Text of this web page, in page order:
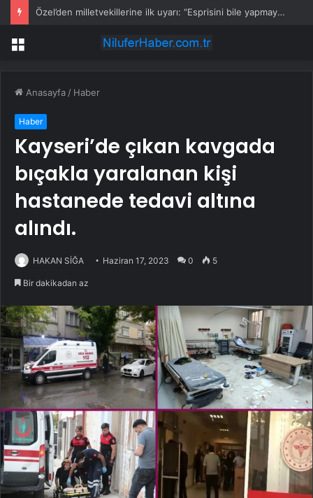
Özel’den milletvekillerine ilk uyarı: “Esprisini bile yapmayacaksınız”
Menü
Anasayfa / Haber
Haber
Kayseri’de çıkan kavgada
bıçakla yaralanan kişi
hastanede tedavi altına
alındı.
HAKAN SİĞA Haziran 17, 2023 0 5
Bir dakikadan az